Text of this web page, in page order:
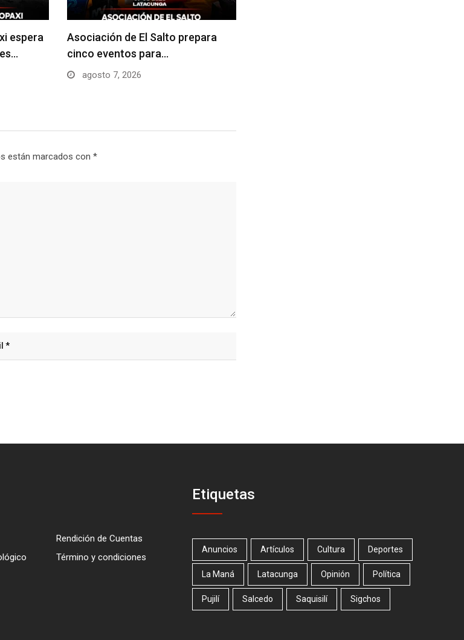
espera
Asociación de El Salto prepara
cinco eventos para…
agosto 7, 2026
están marcados con *
Rendición de Cuentas
Término y condiciones
Etiquetas
Anuncios Artículos Cultura Deportes
La Maná Latacunga Opinión Política
Pujilí Salcedo Saquisilí Sigchos